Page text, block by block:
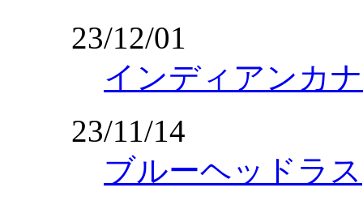
23/12/01
インディアンカ
23/11/14
ブルーヘッドラス